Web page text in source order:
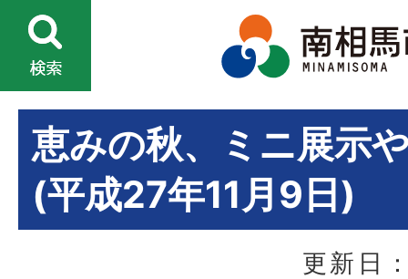
恵みの秋、ミニ展示
(平成27年11月9日)
更新日